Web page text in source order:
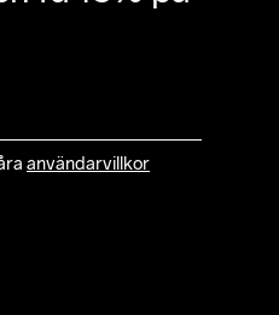
användarvillkor